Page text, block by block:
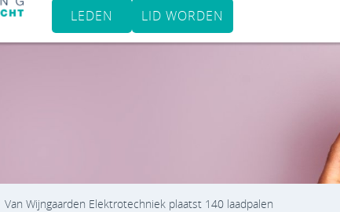
LEDEN
LID WORDEN
Van Wijngaarden Elektrotechniek plaatst 140 laadpalen